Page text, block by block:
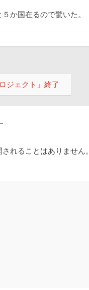
か国在るので驚いた。
ョン
ジェクト」終了
れることはありません。